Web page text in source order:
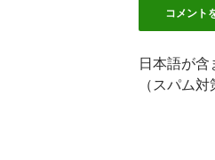
日本語が
（スパム対